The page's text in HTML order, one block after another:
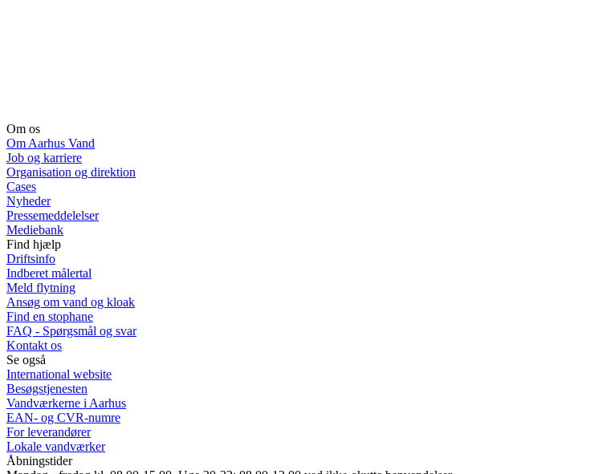
Om os
Om Aarhus Vand
Job og karriere
Organisation og direktion
Cases
Nyheder
Pressemeddelelser
Mediebank
Find hjælp
Driftsinfo
Indberet målertal
Meld flytning
Ansøg om vand og kloak
Find en stophane
FAQ - Spørgsmål og svar
Kontakt os
Se også
International website
Besøgstjenesten
Vandværkerne i Aarhus
EAN- og CVR-numre
For leverandører
Lokale vandværker
Åbningstider